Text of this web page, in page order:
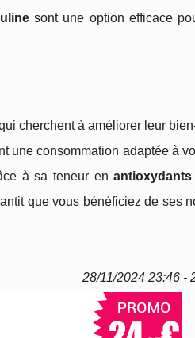
sont une option efficace
cherchent à améliorer leur
une consommation adaptée à
à sa teneur enantioxydants
que vous bénéficiez de ses
28/11/2024 23:46 -